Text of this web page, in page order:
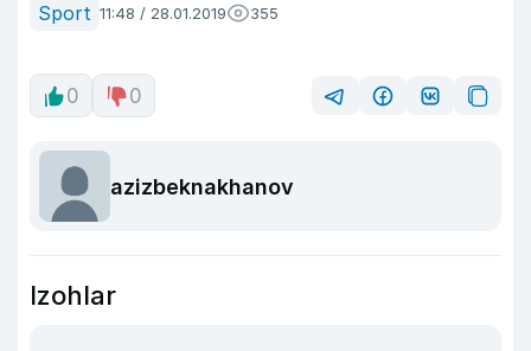
Sport 11:48 / 28.01.2019 355
0 0
azizbeknakhanov
Izohlar